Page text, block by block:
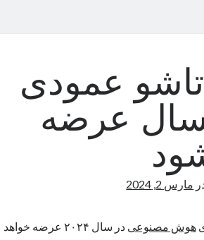
عمودی
عرضه
مارس 2, 2024
هوش مصنوعی
در سال ۲۰۲۴ عرضه خواهد